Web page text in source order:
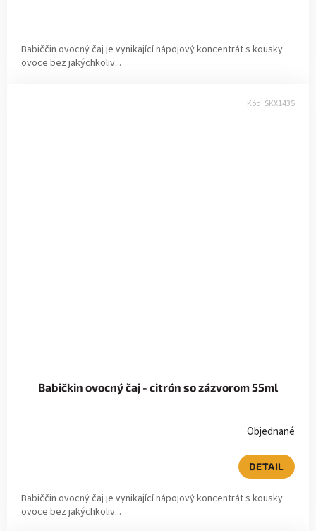
Babiččin ovocný čaj je vynikající nápojový koncentrát s kousky
ovoce bez jakýchkoliv...
Babičkin ovocný čaj - citrón so zázvorom 55ml
Objednané
DETAIL
Babiččin ovocný čaj je vynikající nápojový koncentrát s kousky
ovoce bez jakýchkoliv...
Kód: SKX1435